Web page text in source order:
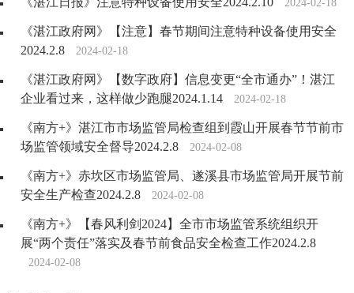
2024-02-18
《湛江政府网》【注意】春节期间注意特种设备使用安全
2024.2.8
2024-02-18
《湛江政府网》【数字政府】信息变更“全市通办”！湛江
企业看过来，这样做少跑腿2024.1.14
2024-02-18
《南方+》湛江市市场监管局检查组到霞山开展春节节前市
场监管领域安全督导2024.2.8
2024-02-08
《南方+》赤坎区市场监管局、遂溪县市场监管局开展节前
安全生产检查2024.2.8
2024-02-08
《南方+》【春风利剑2024】全市市场监管系统组织开
展“两个责任”落实及春节前食品安全检查工作2024.2.8
2024-02-08